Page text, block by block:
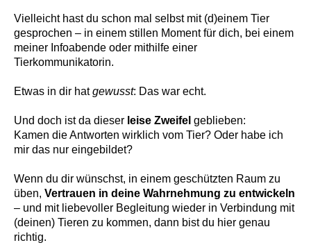
Vielleicht hast du schon mal selbst mit (d)einem Tier
gesprochen – in einem stillen Moment für dich, bei einem
meiner Infoabende oder mithilfe einer
Tierkommunikatorin.
Etwas in dir hatgewusst: Das war echt.
Und doch ist da dieser leise Zweifel geblieben:
Kamen die Antworten wirklich vom Tier? Oder habe ich
mir das nur eingebildet?
Wenn du dir wünschst, in einem geschützten Raum zu
üben, Vertrauen in deine Wahrnehmung zu entwickeln
– und mit liebevoller Begleitung wieder in Verbindung mit
(deinen) Tieren zu kommen, dann bist du hier genau
richtig.